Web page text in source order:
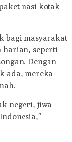
nasi kotak
bagi masyarakat
harian, seperti
Dengan
ada, mereka
negeri, jiwa